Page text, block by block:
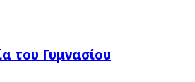
του Γυμνασίου